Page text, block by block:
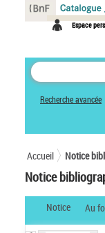
Espace
Recherche avancée
Accueil Notice
Notice
Notice Au
Panneau de gestion des